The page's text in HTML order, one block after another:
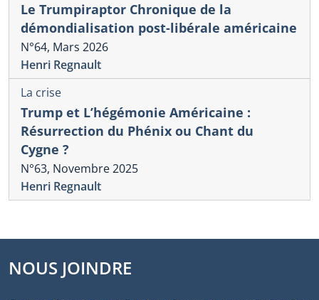
Le Trumpiraptor Chronique de la
démondialisation post-libérale américaine
N°64, Mars 2026
Henri Regnault
La crise
Trump et L’hégémonie Américaine :
Résurrection du Phénix ou Chant du
Cygne ?
N°63, Novembre 2025
Henri Regnault
NOUS JOINDRE